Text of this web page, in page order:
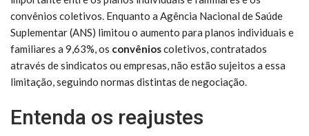
convênios coletivos. Enquanto a Agência Nacional de Saúde
Suplementar (ANS) limitou o aumento para planos individuais e
familiares a 9,63%, os convênioscoletivos, contratados
através de sindicatos ou empresas, não estão sujeitos a essa
limitação, seguindo normas distintas de negociação.
Entenda os reajustes